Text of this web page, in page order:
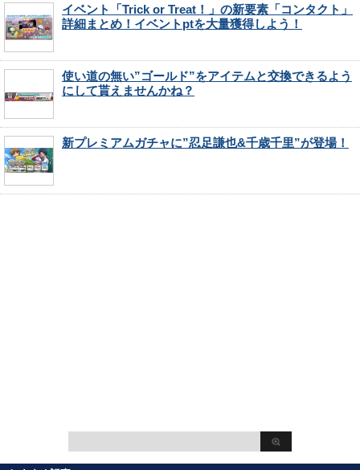
イベント「Trick or Treat！」の新要素「コンタクト」
詳細まとめ！イベントptを大量獲得しよう！
使い道の無い”ゴールド”をアイテムと交換できるよう
にして貰えませんかね？
新プレミアムガチャに”忍足謙也&千歳千里”が登場！